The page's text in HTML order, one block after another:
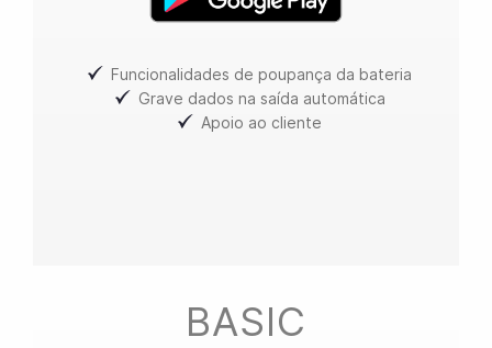
Funcionalidades de poupança da bateria
Grave dados na saída automática
Apoio ao cliente
BASIC